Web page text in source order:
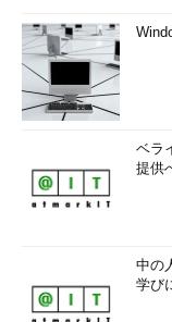
ベラ
提供
中の
学び